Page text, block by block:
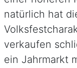
natürlich hat
verkaufen
ein Jahrmarkt